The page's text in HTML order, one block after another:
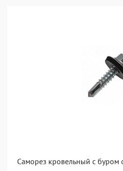
Саморез кровельный с